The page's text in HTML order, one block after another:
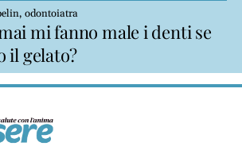
mi fanno male i denti se
il gelato?
odontoiatra